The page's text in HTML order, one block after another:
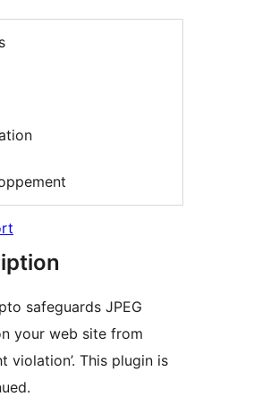
safeguards JPEG
your web site from
violation’. This plugin is